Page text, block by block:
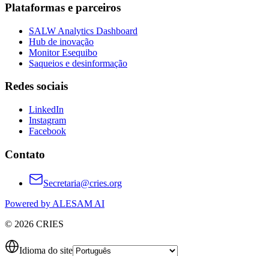
Plataformas e parceiros
SALW Analytics Dashboard
Hub de inovação
Monitor Esequibo
Saqueios e desinformação
Redes sociais
LinkedIn
Instagram
Facebook
Contato
Secretaria@cries.org
Powered by ALESAM AI
© 2026 CRIES
Idioma do site